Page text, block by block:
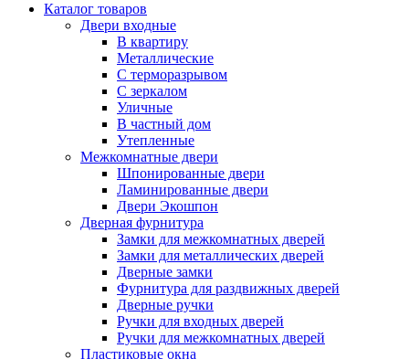
Каталог товаров
Двери входные
В квартиру
Металлические
С терморазрывом
С зеркалом
Уличные
В частный дом
Утепленные
Межкомнатные двери
Шпонированные двери
Ламинированные двери
Двери Экошпон
Дверная фурнитура
Замки для межкомнатных дверей
Замки для металлических дверей
Дверные замки
Фурнитура для раздвижных дверей
Дверные ручки
Ручки для входных дверей
Ручки для межкомнатных дверей
Пластиковые окна